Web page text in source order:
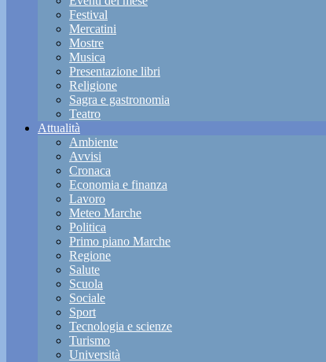
Festival
Mercatini
Mostre
Musica
Presentazione libri
Religione
Sagra e gastronomia
Teatro
Attualità
Ambiente
Avvisi
Cronaca
Economia e finanza
Lavoro
Meteo Marche
Politica
Primo piano Marche
Regione
Salute
Scuola
Sociale
Sport
Tecnologia e scienze
Turismo
Università